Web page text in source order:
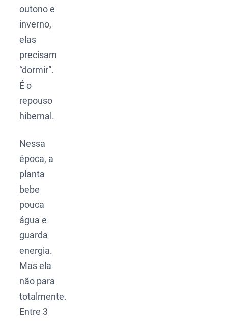
outono e
inverno,
elas
precisam
“dormir”.
É o
repouso
hibernal.
Nessa
época, a
planta
bebe
pouca
água e
guarda
energia.
Mas ela
não para
totalmente.
Entre 3